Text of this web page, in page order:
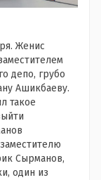
Женис
депо, грубо
Ашикбаеву.
такое
Сырманов,
один из